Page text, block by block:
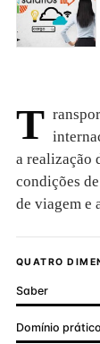
T
a realização
condições
de viagem e
QUATRO
Saber
Domínio prático